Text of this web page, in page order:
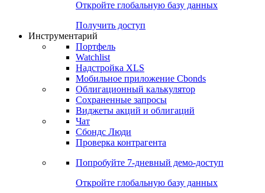
Откройте глобальную базу данных
Получить доступ
Инструментарий
Портфель
Watchlist
Надстройка XLS
Мобильное приложение Cbonds
Облигационный калькулятор
Сохраненные запросы
Виджеты акций и облигаций
Чат
Сбондс Люди
Проверка контрагента
Попробуйте 7-дневный демо-доступ
Откройте глобальную базу данных